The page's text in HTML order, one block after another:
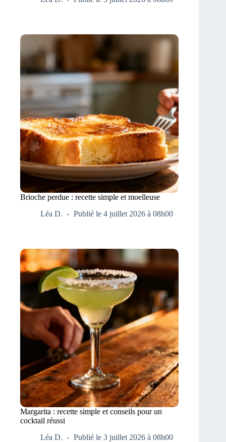
Brioche perdue : recette simple et moelleuse
Léa D.
Publié le 4 juillet 2026 à 08h00
Margarita : recette simple et conseils pour un
cocktail réussi
Léa D.
Publié le 3 juillet 2026 à 08h00